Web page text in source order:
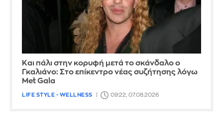
Και πάλι στην κορυφή μετά το σκάνδαλο ο
Γκαλιάνο: Στο επίκεντρο νέας συζήτησης λόγω
Met Gala
LIFE STYLE - WELLNESS 09:22, 07.08.2026